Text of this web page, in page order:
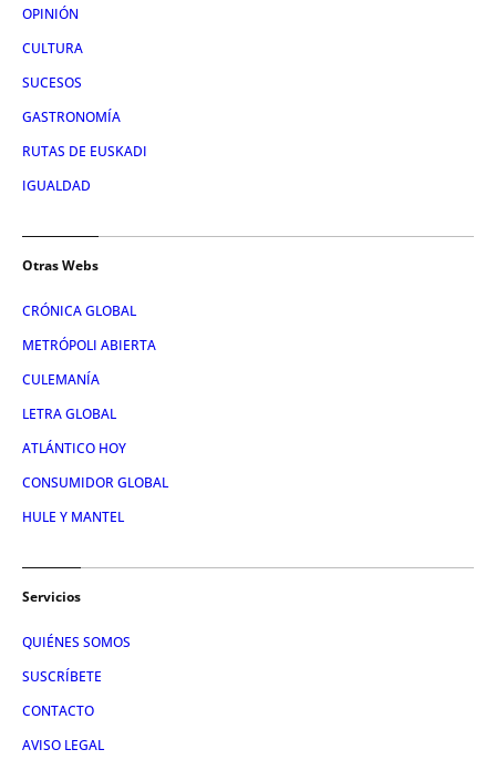
OPINIÓN
CULTURA
SUCESOS
GASTRONOMÍA
RUTAS DE EUSKADI
IGUALDAD
Otras Webs
CRÓNICA GLOBAL
METRÓPOLI ABIERTA
CULEMANÍA
LETRA GLOBAL
ATLÁNTICO HOY
CONSUMIDOR GLOBAL
HULE Y MANTEL
Servicios
QUIÉNES SOMOS
SUSCRÍBETE
CONTACTO
AVISO LEGAL